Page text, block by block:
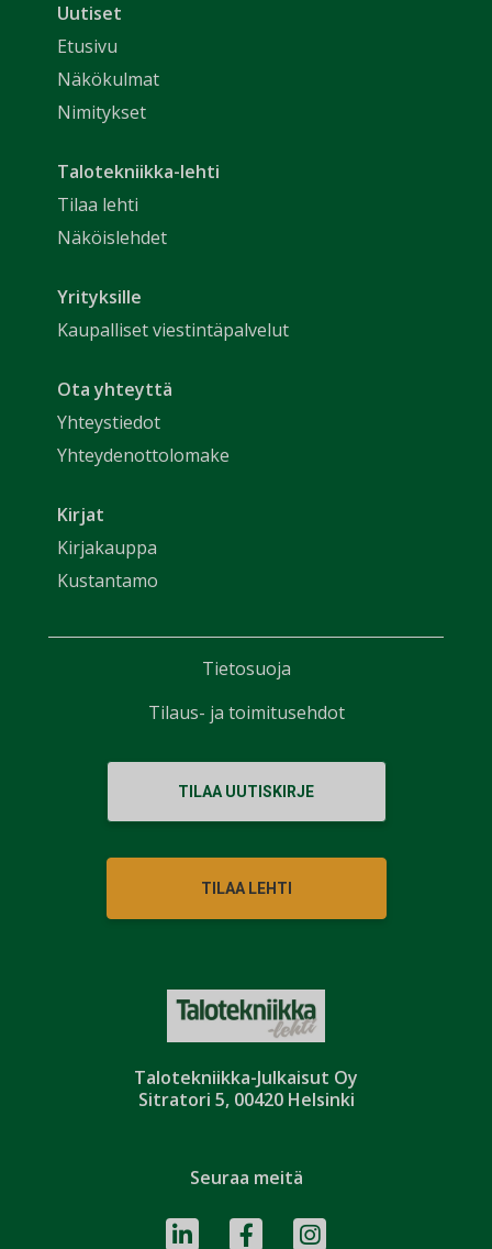
Talotekniikka-Julkaisut Oy
Sitratori 5, 00420 Helsinki
Uutiset
Etusivu
Näkökulmat
Nimitykset
Talotekniikka-lehti
Tilaa lehti
Näköislehdet
Yrityksille
Kaupalliset viestintäpalvelut
Ota yhteyttä
Yhteystiedot
Yhteydenottolomake
Kirjat
Kirjakauppa
Kustantamo
TILAA UUTISKIRJE
TILAA LEHTI
Seuraa meitä
Tietosuoja
Tilaus- ja toimitusehdot